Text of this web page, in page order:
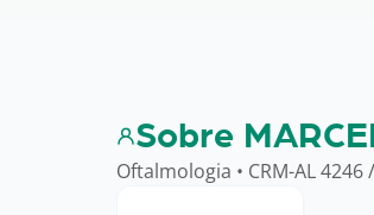
Sobre
Oftalmologia • CRM-AL 4246